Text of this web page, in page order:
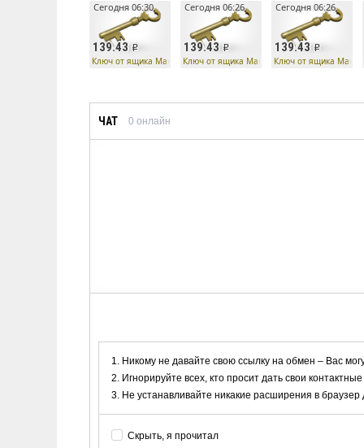
139.43
Сегодня 06:30
Ключ от ящика Манн Ко
139.43
Сегодня 06:26
Ключ от ящика Манн Ко
139.43
Сегодня 06:26
Ключ от ящика Манн
ЧАТ 0 онлайн
Никому не давайте свою ссылку на обмен – Вас
Игнорируйте всех, кто просит дать свои
Не устанавливайте никакие расширения в
Скрыть, я прочитал